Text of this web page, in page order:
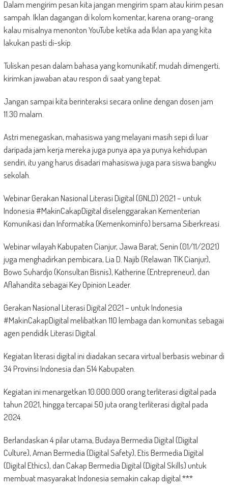
Dalam mengirim pesan kita jangan mengirim spam atau kirim pesan
sampah. Iklan dagangan di kolom komentar, karena orang-orang
kalau misalnya menonton YouTube ketika ada Iklan apa yang kita
lakukan pasti di-skip.
Tuliskan pesan dalam bahasa yang komunikatif, mudah dimengerti,
kirimkan jawaban atau respon di saat yang tepat.
Jangan sampai kita berinteraksi secara online dengan dosen jam
11.30 malam.
Astri menegaskan, mahasiswa yang melayani masih sepi di luar
daripada jam kerja mereka juga punya apa ya punya kehidupan
sendiri, itu yang harus disadari mahasiswa juga para siswa bangku
sekolah.
Webinar Gerakan Nasional Literasi Digital (GNLD) 2021 – untuk
Indonesia #MakinCakapDigital diselenggarakan Kementerian
Komunikasi dan Informatika (Kemenkominfo) bersama Siberkreasi.
Webinar wilayah Kabupaten Cianjur, Jawa Barat, Senin (01/11/2021)
juga menghadirkan pembicara, Lia D. Najib (Relawan TIK Cianjur),
Bowo Suhardjo (Konsultan Bisnis), Katherine (Entrepreneur), dan
Aflahandita sebagai Key Opinion Leader.
Gerakan Nasional Literasi Digital 2021 – untuk Indonesia
#MakinCakapDigital melibatkan 110 lembaga dan komunitas sebagai
agen pendidik Literasi Digital.
Kegiatan literasi digital ini diadakan secara virtual berbasis webinar di
34 Provinsi Indonesia dan 514 Kabupaten.
Kegiatan ini menargetkan 10.000.000 orang terliterasi digital pada
tahun 2021, hingga tercapai 50 juta orang terliterasi digital pada
2024.
Berlandaskan 4 pilar utama, Budaya Bermedia Digital (Digital
Culture), Aman Bermedia (Digital Safety), Etis Bermedia Digital
(Digital Ethics), dan Cakap Bermedia Digital (Digital Skills) untuk
membuat masyarakat Indonesia semakin cakap digital.***